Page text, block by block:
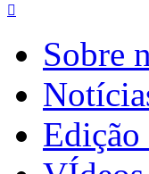

Sobre